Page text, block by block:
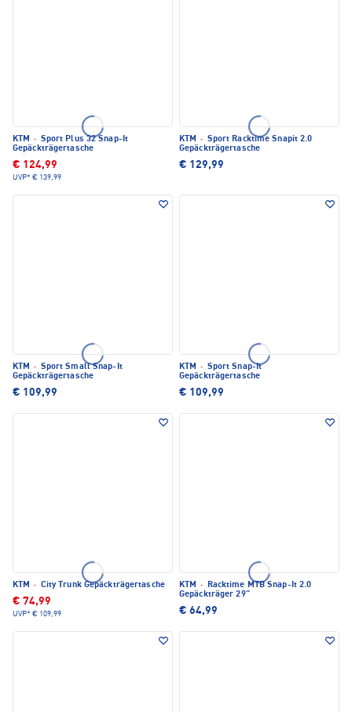
KTM · Sport Plus 32 Snap-It
Gepäckträgertasche
€ 124,99
UVP* € 139,99
KTM · Sport Racktime Snapit 2.0
Gepäckträgertasche
€ 129,99
KTM · Sport Small Snap-It
Gepäckträgertasche
€ 109,99
KTM · Sport Snap-It
Gepäckträgertasche
€ 109,99
KTM · City Trunk Gepäckträgertasche
€ 74,99
UVP* € 109,99
KTM ·
Racktime MTB Snap-It 2.0
Gepäckträger 29"
€ 64,99